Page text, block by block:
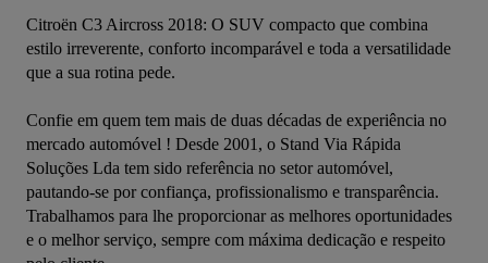
Citroën C3 Aircross 2018: O SUV compacto que combina
estilo irreverente, conforto incomparável e toda a versatilidade
que a sua rotina pede.
Confie em quem tem mais de duas décadas de experiência no
mercado automóvel ! Desde 2001, o Stand Via Rápida
Soluções Lda tem sido referência no setor automóvel,
pautando-se por confiança, profissionalismo e transparência.
Trabalhamos para lhe proporcionar as melhores oportunidades
e o melhor serviço, sempre com máxima dedicação e respeito